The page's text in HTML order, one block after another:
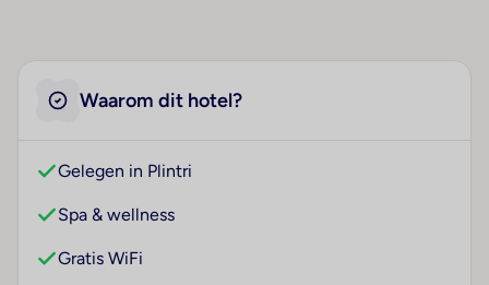
Waarom dit hotel?
Gelegen in Plintri
Spa & wellness
Gratis WiFi